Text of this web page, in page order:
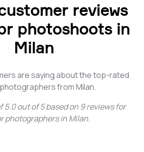
reviews
photoshoots in
Milan
are saying about the top-rated
from Milan.
5.0 out of5 based on 9 reviews for
photographers in Milan.